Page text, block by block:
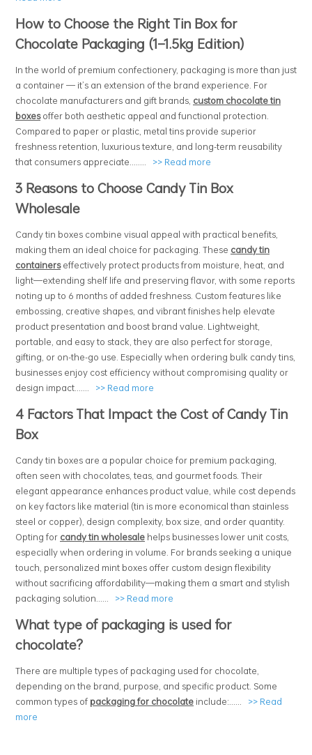
How to Choose the Right Tin Box for
Chocolate Packaging (1–1.5kg Edition)
In the world of premium confectionery, packaging is more than just
a container — it’s an extension of the brand experience. For
chocolate manufacturers and gift brands, custom chocolate tin
boxesoffer both aesthetic appeal and functional protection.
Compared to paper or plastic, metal tins provide superior
freshness retention, luxurious texture, and long-term reusability
that consumers appreciate........ >> Read more
3 Reasons to Choose Candy Tin Box
Wholesale
Candy tin boxes combine visual appeal with practical benefits,
making them an ideal choice for packaging. These candy tin
containerseffectively protect products from moisture, heat, and
light—extending shelf life and preserving flavor, with some reports
noting up to 6 months of added freshness. Custom features like
embossing, creative shapes, and vibrant finishes help elevate
product presentation and boost brand value. Lightweight,
portable, and easy to stack, they are also perfect for storage,
gifting, or on-the-go use. Especially when ordering bulk candy tins,
businesses enjoy cost efficiency without compromising quality or
design impact....... >> Read more
4 Factors That Impact the Cost of Candy Tin
Box
Candy tin boxes are a popular choice for premium packaging,
often seen with chocolates, teas, and gourmet foods. Their
elegant appearance enhances product value, while cost depends
on key factors like material (tin is more economical than stainless
steel or copper), design complexity, box size, and order quantity.
Opting for candy tin wholesale helps businesses lower unit costs,
especially when ordering in volume. For brands seeking a unique
touch, personalized mint boxes offer custom design flexibility
without sacrificing affordability—making them a smart and stylish
packaging solution...... >> Read more
What type of packaging is used for
chocolate?
There are multiple types of packaging used for chocolate,
depending on the brand, purpose, and specific product. Some
common types of packaging for chocolate include:...... >> Read
more